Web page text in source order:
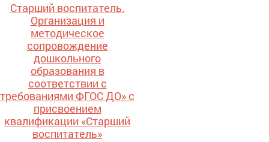
Старший воспитатель.
Организация и
методическое
сопровождение
дошкольного
образования в
соответствии с
требованиями ФГОС ДО» с
присвоением
квалификации «Старший
воспитатель»